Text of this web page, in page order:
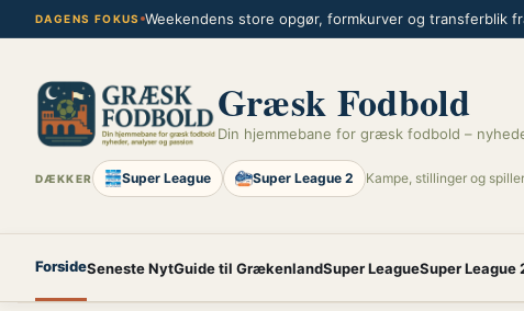
Spring
til
DAGENS FOKUS Weekendens store opgør, formkurver og transferblik
Græsk Fodbold
Din hjemmebane for græsk fodbold –
DÆKKER Super League Super League 2 Kampe, stillinger og
ForsideSeneste NytGuide til GrækenlandSuper LeagueSuper League